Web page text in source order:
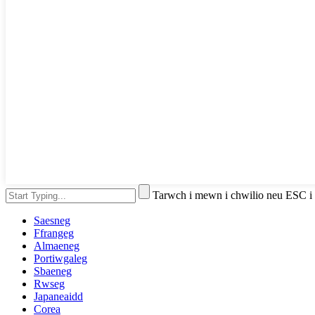
Tarwch i mewn i chwilio neu ESC i
Saesneg
Ffrangeg
Almaeneg
Portiwgaleg
Sbaeneg
Rwseg
Japaneaidd
Corea